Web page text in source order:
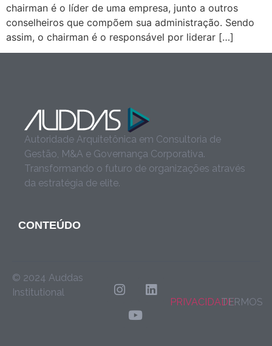
chairman é o líder de uma empresa, junto a outros
conselheiros que compõem sua administração. Sendo
assim, o chairman é o responsável por liderar […]
Autoridade Arquitetônica em Consultoria de
Gestão, M&A e Governança Corporativa.
Transformando o futuro de organizações através
da estratégia de elite.
CONTEÚDO
© 2024 Auddas
Institutional
PRIVACIDADETERMOS